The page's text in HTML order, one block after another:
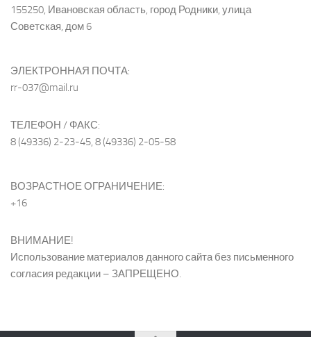
155250, Ивановская область, город Родники, улица
Советская, дом 6
ЭЛЕКТРОННАЯ ПОЧТА:
rr-037@mail.ru
ТЕЛЕФОН / ФАКС:
8 (49336) 2-23-45, 8 (49336) 2-05-58
ВОЗРАСТНОЕ ОГРАНИЧЕНИЕ:
+16
ВНИМАНИЕ!
Использование материалов данного сайта без письменного
согласия редакции – ЗАПРЕЩЕНО.